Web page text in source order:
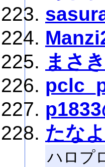
まさ
たな
ハロプ